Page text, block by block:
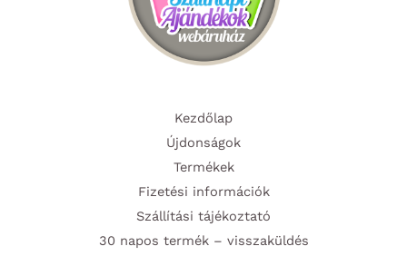
Kezdőlap
Újdonságok
Termékek
Fizetési információk
Szállítási tájékoztató
30 napos termék – visszaküldés